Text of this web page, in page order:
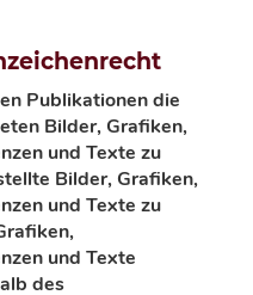
Publikationen die
Bilder, Grafiken,
und Texte zu
Bilder, Grafiken,
und Texte zu
und Texte
des